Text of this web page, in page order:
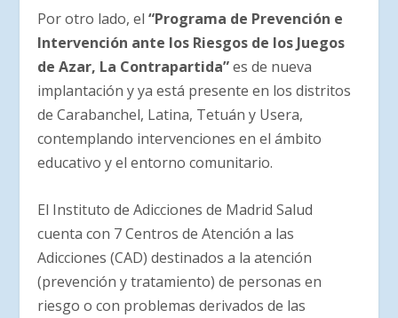
Por otro lado, el“Programa de Prevención e
Intervención ante los Riesgos de los Juegos
de Azar, La Contrapartida”es de nueva
implantación y ya está presente en los distritos
de Carabanchel, Latina, Tetuán y Usera,
contemplando intervenciones en el ámbito
educativo y el entorno comunitario.
El Instituto de Adicciones de Madrid Salud
cuenta con 7 Centros de Atención a las
Adicciones (CAD) destinados a la atención
(prevención y tratamiento) de personas en
riesgo o con problemas derivados de las